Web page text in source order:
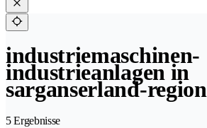
industriemaschinen-
industrieanlagen in
sarganserland-region
5 Ergebnisse